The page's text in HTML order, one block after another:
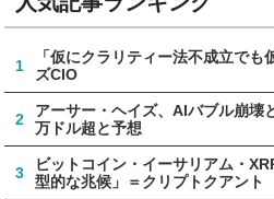
1
「仮にクラリティー法不成立で
ズCIO
2
アーサー・ヘイズ、AIバブル崩壊
万ドル超と予想
3
ビットコイン・イーサリアム・
型的な兆候」＝クリプトクアント